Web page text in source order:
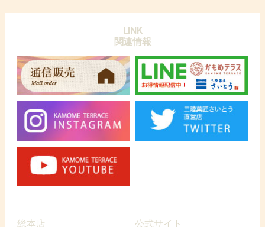
LINK
関連情報
総本店 公式サイト